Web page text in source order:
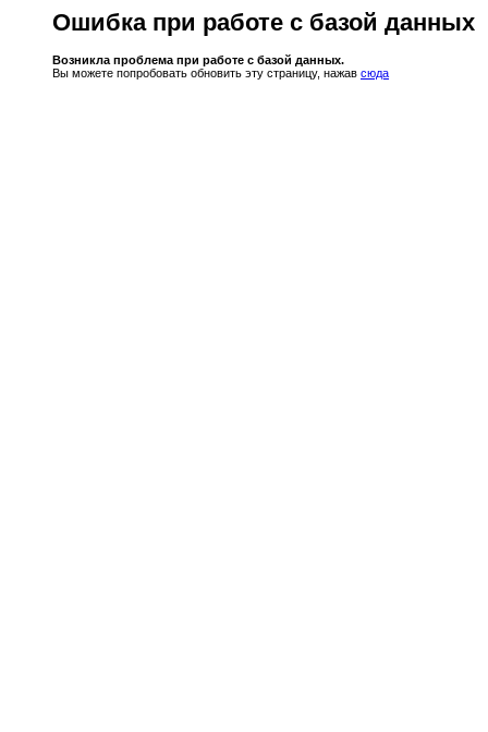
Ошибка при работе с базой данных
Возникла проблема при работе с базой данных.
Вы можете попробовать обновить эту страницу, нажав сюда